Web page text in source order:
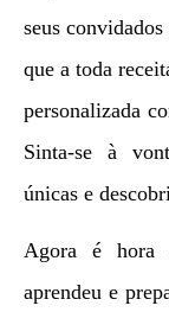
seus
que a toda
personalizada
Sinta-se à
únicas e
Agora é hora
aprendeu e